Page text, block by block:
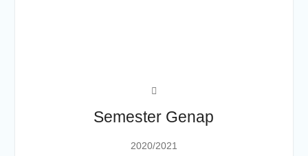
Semester Genap
2020/2021